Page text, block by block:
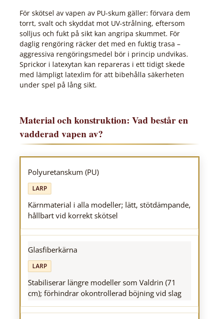
För skötsel av vapen av PU-skum gäller: förvara dem
torrt, svalt och skyddat mot UV-strålning, eftersom
solljus och fukt på sikt kan angripa skummet. För
daglig rengöring räcker det med en fuktig trasa –
aggressiva rengöringsmedel bör i princip undvikas.
Sprickor i latexytan kan repareras i ett tidigt skede
med lämpligt latexlim för att bibehålla säkerheten
under spel på lång sikt.
Material och konstruktion: Vad består en
vadderad vapen av?
Polyuretanskum (PU)
LARP
Kärnmaterial i alla modeller; lätt, stötdämpande,
hållbart vid korrekt skötsel
Glasfiberkärna
LARP
Stabiliserar längre modeller som Valdrin (71
cm); förhindrar okontrollerad böjning vid slag